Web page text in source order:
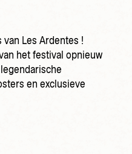
Les Ardentes !
het festival opnieuw
en exclusieve